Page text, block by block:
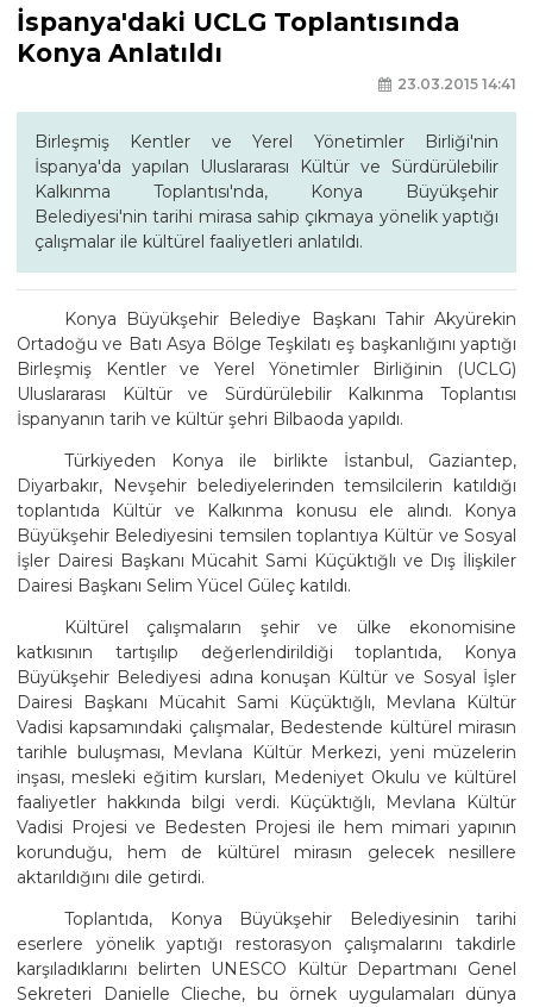
İspanya'daki UCLG Toplantısında
Konya Anlatıldı
23.03.2015 14:41
Birleşmiş Kentler ve Yerel Yönetimler Birliği'nin
İspanya'da yapılan Uluslararası Kültür ve Sürdürülebilir
Kalkınma Toplantısı'nda, Konya Büyükşehir
Belediyesi'nin tarihi mirasa sahip çıkmaya yönelik yaptığı
çalışmalar ile kültürel faaliyetleri anlatıldı.
Konya Büyükşehir Belediye Başkanı Tahir Akyürekin
Ortadoğu ve Batı Asya Bölge Teşkilatı eş başkanlığını yaptığı
Birleşmiş Kentler ve Yerel Yönetimler Birliğinin (UCLG)
Uluslararası Kültür ve Sürdürülebilir Kalkınma Toplantısı
İspanyanın tarih ve kültür şehri Bilbaoda yapıldı.
Türkiyeden Konya ile birlikte İstanbul, Gaziantep,
Diyarbakır, Nevşehir belediyelerinden temsilcilerin katıldığı
toplantıda Kültür ve Kalkınma konusu ele alındı. Konya
Büyükşehir Belediyesini temsilen toplantıya Kültür ve Sosyal
İşler Dairesi Başkanı Mücahit Sami Küçüktığlı ve Dış İlişkiler
Dairesi Başkanı Selim Yücel Güleç katıldı.
Kültürel çalışmaların şehir ve ülke ekonomisine
katkısının tartışılıp değerlendirildiği toplantıda, Konya
Büyükşehir Belediyesi adına konuşan Kültür ve Sosyal İşler
Dairesi Başkanı Mücahit Sami Küçüktığlı, Mevlana Kültür
Vadisi kapsamındaki çalışmalar, Bedestende kültürel mirasın
tarihle buluşması, Mevlana Kültür Merkezi, yeni müzelerin
inşası, mesleki eğitim kursları, Medeniyet Okulu ve kültürel
faaliyetler hakkında bilgi verdi. Küçüktığlı, Mevlana Kültür
Vadisi Projesi ve Bedesten Projesi ile hem mimari yapının
korunduğu, hem de kültürel mirasın gelecek nesillere
aktarıldığını dile getirdi.
Toplantıda, Konya Büyükşehir Belediyesinin tarihi
eserlere yönelik yaptığı restorasyon çalışmalarını takdirle
karşıladıklarını belirten UNESCO Kültür Departmanı Genel
Sekreteri Danielle Clieche, bu örnek uygulamaları dünya